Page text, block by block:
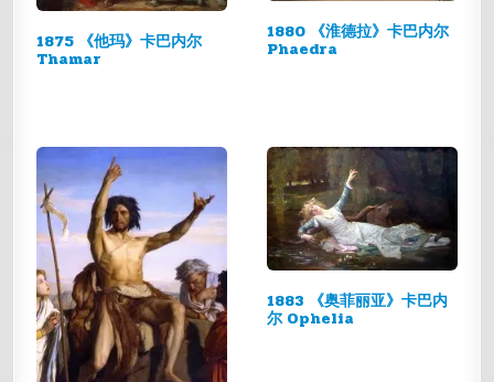
1875 《他玛》卡巴内尔
Thamar
1880 《淮德拉》卡巴内尔
Phaedra
1883 《奥菲丽亚》卡巴内
尔 Ophelia